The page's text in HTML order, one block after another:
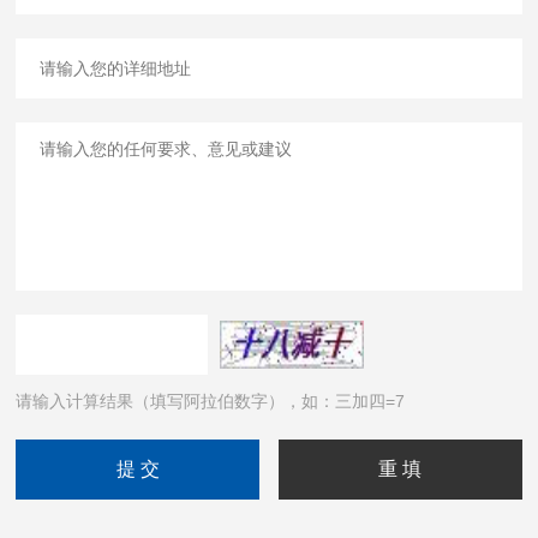
请输入计算结果（填写阿拉伯数字），如：三加四=7